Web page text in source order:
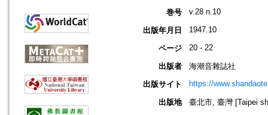
巻号
v.28 n.10
出版年月日 1947.10
ページ 20 - 22
出版者
海潮音雜誌社
出版サイト
https://
出版地
臺北市, 臺灣 [Taipei